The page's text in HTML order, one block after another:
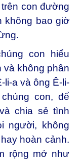
con đường
không bao giờ
con hiểu
và không phân
li-a và ông Ê-li-
con, để
chia sẻ tình
người, không
hoàn cảnh.
rộng mở như